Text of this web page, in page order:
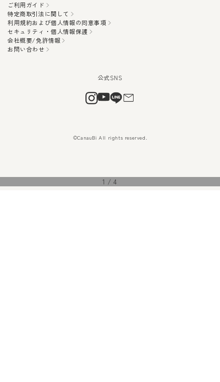
1 /4
ご利用ガイド
特定商取引法に関して
利用規約および個人情報の同意事項
セキュリティ・個人情報保護
会社概要/免許情報
お問い合わせ
©CanauBi All rights reserved.